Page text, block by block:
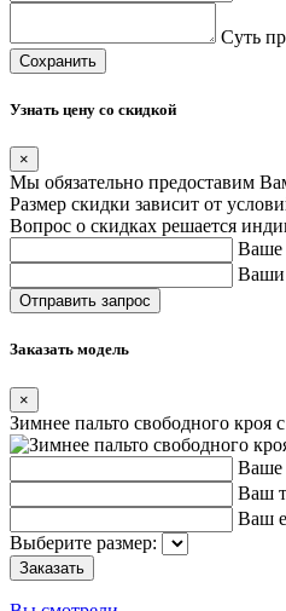
Суть
Сохранить
Узнать цену со скидкой
×
Мы обязательно предоставим
Размер скидки зависит от
Вопрос о скидках решается
Ваше
Ваши
Заказать модель
×
Зимнее пальто свободного кроя
Ваше
Ваш
Ваш
Выберите размер: